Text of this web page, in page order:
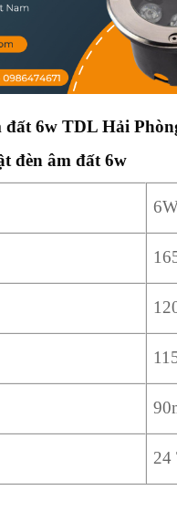
đất 6w TDL Hải
đèn âm đất 6w
24